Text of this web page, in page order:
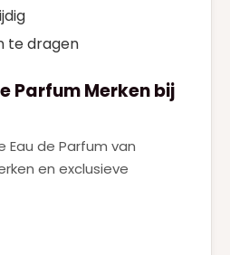
te dragen
Parfum Merken bij
Eau de Parfum van
en exclusieve